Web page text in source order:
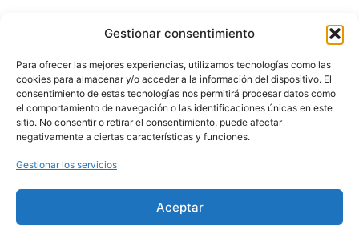
Gestionar consentimiento
Para ofrecer las mejores experiencias, utilizamos tecnologías como las
cookies para almacenar y/o acceder a la información del dispositivo. El
consentimiento de estas tecnologías nos permitirá procesar datos como
el comportamiento de navegación o las identificaciones únicas en este
sitio. No consentir o retirar el consentimiento, puede afectar
negativamente a ciertas características y funciones.
Gestionar los servicios
Aceptar
NO TE PIERDAS LO ÚLTIMO DEL CANAL
Haz clic en «Estoy de acuerdo» para
activar Youtube
POLÍTICA DE COOKIES